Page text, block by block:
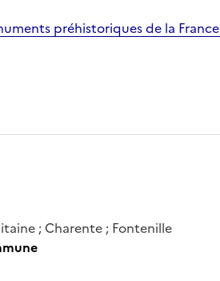
préhistoriques de la France
; Charente ; Fontenille